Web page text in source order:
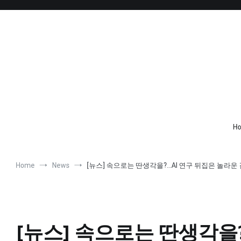
Home News [뉴스] 속으로는 딴생각을?…AI 연구 뒤집은 놀라운
[뉴스] 속으로는 딴생각